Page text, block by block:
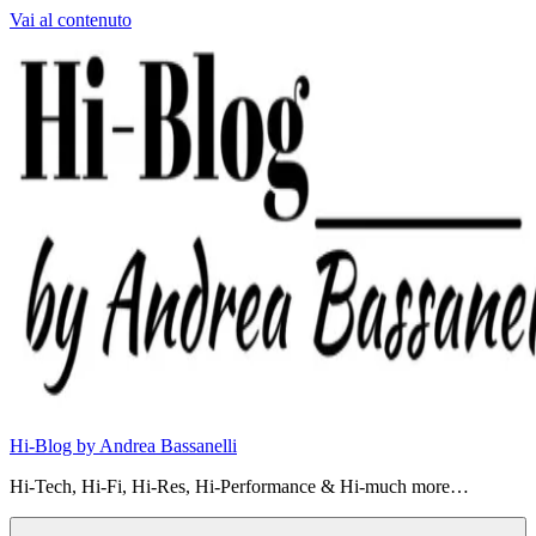
Vai al contenuto
Hi-Blog by Andrea Bassanelli
Hi-Tech, Hi-Fi, Hi-Res, Hi-Performance & Hi-much more…